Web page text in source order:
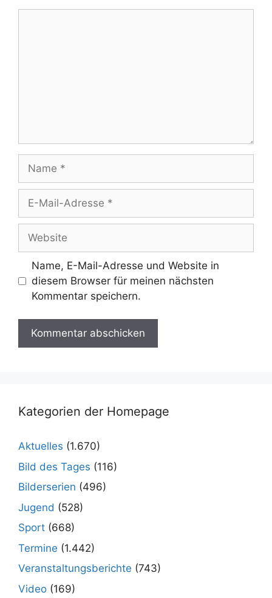
Mail-
Adresse
Name, E-Mail-Adresse und Website in
diesem Browser für meinen nächsten
Kommentar speichern.
Kategorien der Homepage
Aktuelles (1.670)
Bild des Tages (116)
Bilderserien (496)
Jugend (528)
Sport (668)
Termine (1.442)
Veranstaltungsberichte (743)
Video (169)